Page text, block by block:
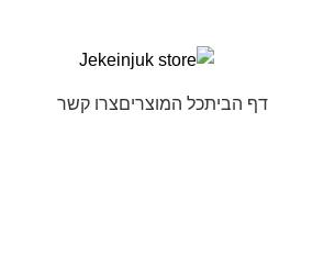
דף הביתכל המוצריםצרו קשר